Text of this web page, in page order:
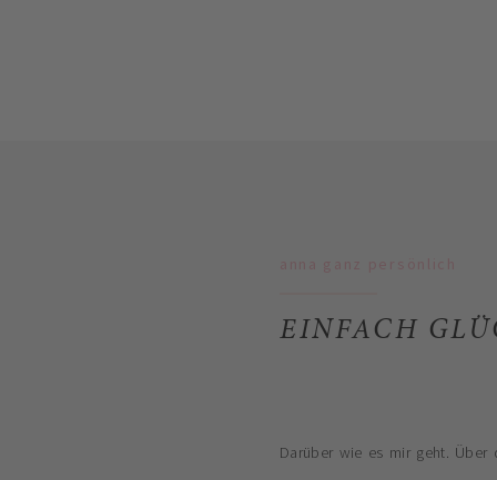
Darüber wie es mir geht.
EINFACH